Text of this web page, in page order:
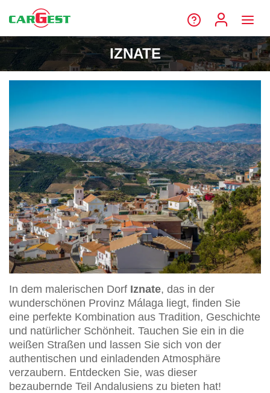
IZNATE
In dem malerischen Dorf Iznate, das in der
wunderschönen Provinz Málaga liegt, finden Sie
eine perfekte Kombination aus Tradition, Geschichte
und natürlicher Schönheit. Tauchen Sie ein in die
weißen Straßen und lassen Sie sich von der
authentischen und einladenden Atmosphäre
verzaubern. Entdecken Sie, was dieser
bezaubernde Teil Andalusiens zu bieten hat!